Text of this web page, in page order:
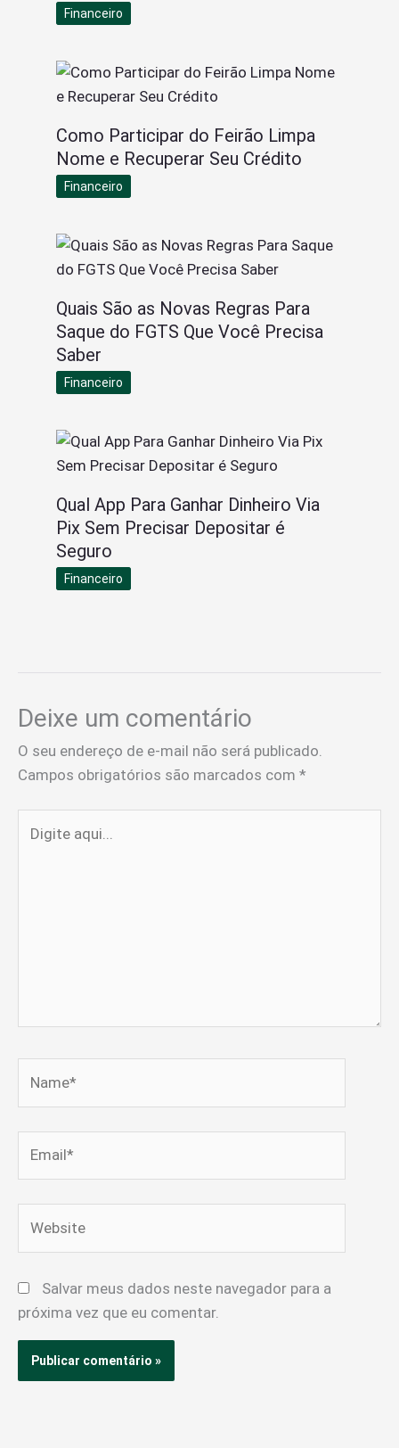
Financeiro
Como Participar do Feirão Limpa
Nome e Recuperar Seu Crédito
Financeiro
Quais São as Novas Regras Para
Saque do FGTS Que Você Precisa
Saber
Financeiro
Qual App Para Ganhar Dinheiro Via
Pix Sem Precisar Depositar é
Seguro
Financeiro
Deixe um comentário
O seu endereço de e-mail não será publicado.
Campos obrigatórios são marcados com *
aqui...
Salvar meus dados neste navegador para a
próxima vez que eu comentar.